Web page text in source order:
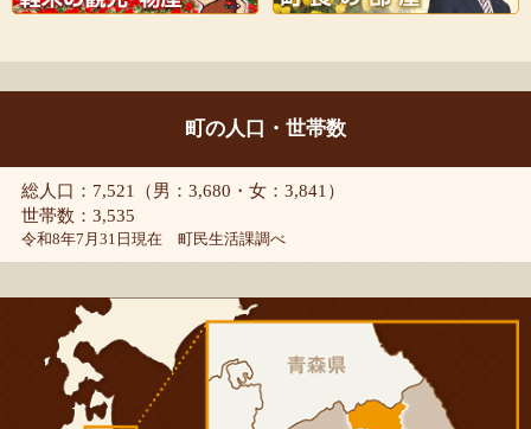
町の人口・世帯数
総人口：7,521（男：3,680・女：3,841）
世帯数：3,535
令和8年7月31日現在 町民生活課調べ